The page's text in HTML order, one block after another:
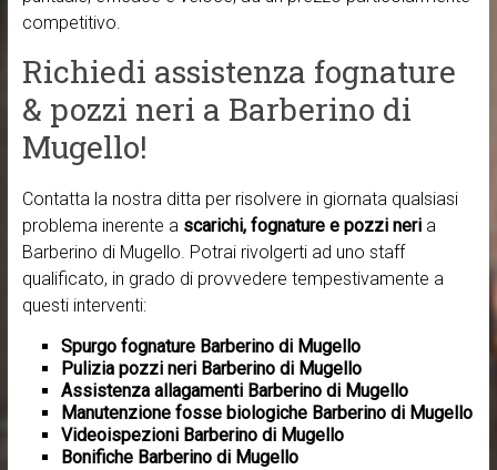
competitivo.
Richiedi assistenza fognature
& pozzi neri a Barberino di
Mugello!
Contatta la nostra ditta per risolvere in giornata qualsiasi
problema inerente a scarichi, fognature e pozzi neria
Barberino di Mugello. Potrai rivolgerti ad uno staff
qualificato, in grado di provvedere tempestivamente a
questi interventi:
Spurgo fognature Barberino di Mugello
Pulizia pozzi neri Barberino di Mugello
Assistenza allagamenti Barberino di Mugello
Manutenzione fosse biologiche Barberino di Mugello
Videoispezioni Barberino di Mugello
Bonifiche Barberino di Mugello